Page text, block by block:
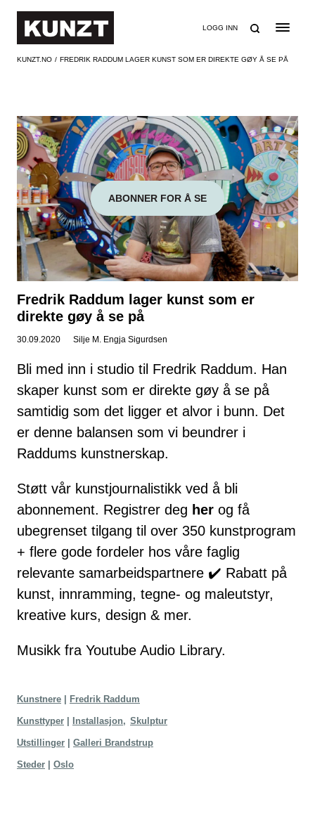
LOGG INN
KUNZT.NO FREDRIK RADDUM LAGER KUNST SOM ER DIREKTE GØY Å SE PÅ
ABONNER FOR Å SE
Fredrik Raddum lager kunst som er
direkte gøy å se på
30.09.2020 Silje M. Engja Sigurdsen
Bli med inn i studio til Fredrik Raddum. Han
skaper kunst som er direkte gøy å se på
samtidig som det ligger et alvor i bunn. Det
er denne balansen som vi beundrer i
Raddums kunstnerskap.
Støtt vår kunstjournalistikk ved å bli
abonnement. Registrer deg her og få
ubegrenset tilgang til over 350 kunstprogram
+ flere gode fordeler hos våre faglig
relevante samarbeidspartnere ✔️ Rabatt på
kunst, innramming, tegne- og maleutstyr,
kreative kurs, design & mer.
Musikk fra Youtube Audio Library.
Kunstnere Fredrik Raddum
Kunsttyper Installasjon Skulptur
Utstillinger Galleri Brandstrup
Steder Oslo